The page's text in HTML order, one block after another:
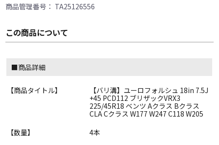
商品管理番号： TA25126556
この商品について
■商品詳細
【商品タイトル】
【バリ溝】ユーロフォルシュ 18in 7.5J
+45 PCD112 ブリザックVRX3
225/45R18 ベンツ Aクラス Bクラス
CLA Cクラス W177 W247 C118 W205
【数量】
4本